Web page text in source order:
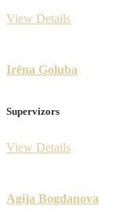
View Details
Irēna Goluba
Supervizors
View Details
Agija Bogdanova